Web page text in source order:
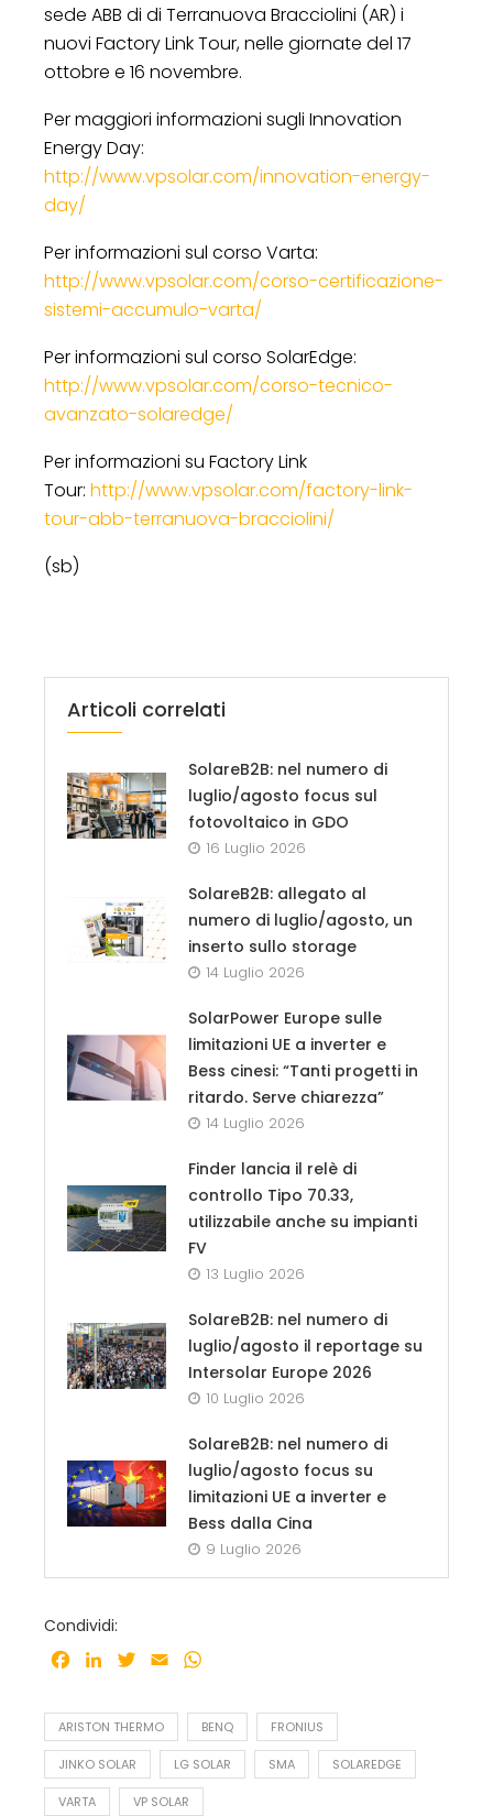
sede ABB di di Terranuova Bracciolini (AR) i
nuovi Factory Link Tour, nelle giornate del 17
ottobre e 16 novembre.
Per maggiori informazioni sugli Innovation
Energy Day:
http://www.vpsolar.com/innovation-energy-
day/
Per informazioni sul corso Varta:
http://www.vpsolar.com/corso-certificazione-
sistemi-accumulo-varta/
Per informazioni sul corso SolarEdge:
http://www.vpsolar.com/corso-tecnico-
avanzato-solaredge/
Per informazioni su Factory Link
Tour: http://www.vpsolar.com/factory-link-
tour-abb-terranuova-bracciolini/
(sb)
Articoli correlati
SolareB2B: nel numero di
luglio/agosto focus sul
fotovoltaico in GDO
16 Luglio 2026
SolareB2B: allegato al
numero di luglio/agosto, un
inserto sullo storage
14 Luglio 2026
SolarPower Europe sulle
limitazioni UE a inverter e
Bess cinesi: “Tanti progetti in
ritardo. Serve chiarezza”
14 Luglio 2026
Finder lancia il relè di
controllo Tipo 70.33,
utilizzabile anche su impianti
FV
13 Luglio 2026
SolareB2B: nel numero di
luglio/agosto il reportage su
Intersolar Europe 2026
10 Luglio 2026
SolareB2B: nel numero di
luglio/agosto focus su
limitazioni UE a inverter e
Bess dalla Cina
9 Luglio 2026
Condividi:
Facebook
LinkedInTwitter
Email
ARISTON THERMO BENQ FRONIUS
JINKO SOLAR LG SOLAR SMA SOLAREDGE
VARTA VP SOLAR